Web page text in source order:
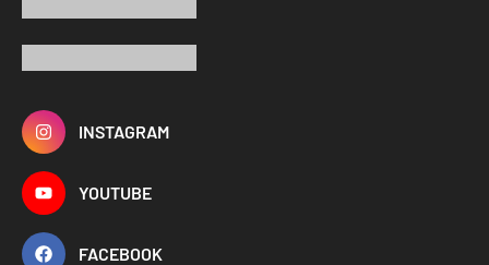
INSTAGRAM
YOUTUBE
FACEBOOK